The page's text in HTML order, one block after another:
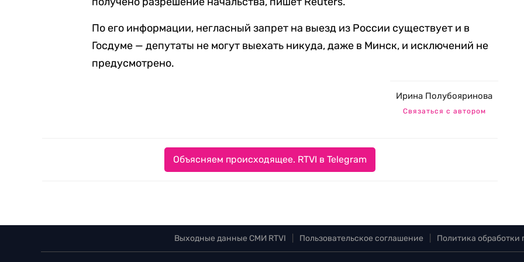
По его информации, негласный запрет на выезд из России существует и в
Госдуме — депутаты не могут выехать никуда, даже в Минск, и исключений не
предусмотрено.
Ирина Полубояринова
Связаться с автором
Объясняем происходящее. RTVI в Telegram
Выходные данные СМИ RTVI Пользовательское соглашение Политика